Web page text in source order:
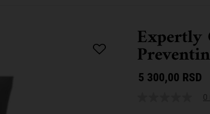
Expertly
5 300,00 RSD
0